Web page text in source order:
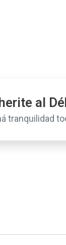
al
tranquilidad